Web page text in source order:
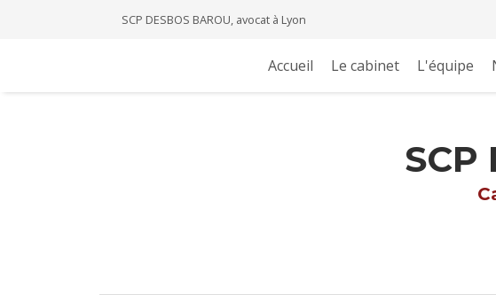
SCP DESBOS BAROU, avocat à Lyon
Accueil Le cabinet L'équipe
SCP